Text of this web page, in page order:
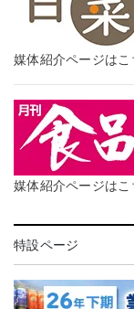
媒体紹介ページはこ
媒体紹介ページはこ
特設ページ